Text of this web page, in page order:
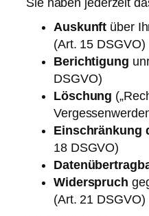
Sie haben jederzeit
Auskunft über
(Art. 15 DSGVO)
Berichtigung
DSGVO)
Löschung
Einschränkung
18 DSGVO)
Widerspruch
(Art. 21 DSGVO)